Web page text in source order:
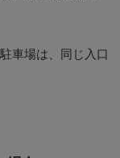
車場は、同じ入口